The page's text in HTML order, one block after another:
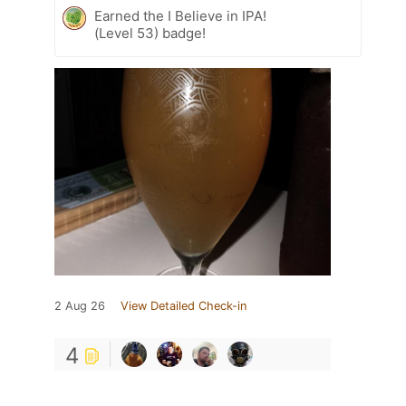
Earned the I Believe in IPA!
(Level 53) badge!
2 Aug 26 View Detailed Check-in
4